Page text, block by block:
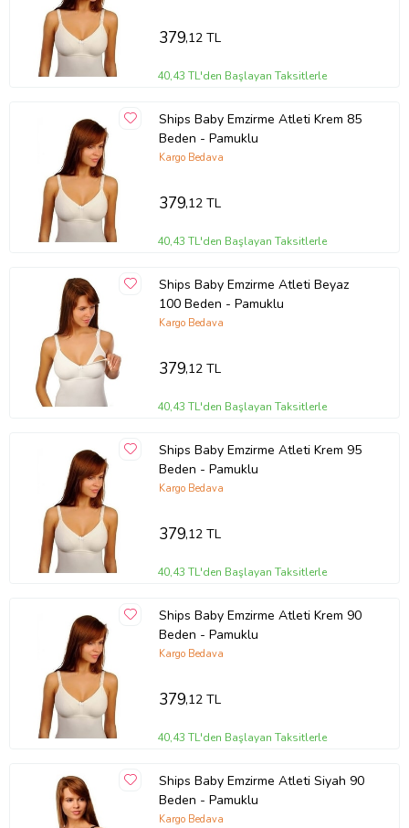
379,12 TL
40,43 TL'den Başlayan Taksitlerle
Ships Baby Emzirme Atleti Krem 85
Beden - Pamuklu
Kargo Bedava
379,12 TL
40,43 TL'den Başlayan Taksitlerle
Ships Baby Emzirme Atleti Beyaz
100 Beden - Pamuklu
Kargo Bedava
379,12 TL
40,43 TL'den Başlayan Taksitlerle
Ships Baby Emzirme Atleti Krem 95
Beden - Pamuklu
Kargo Bedava
379,12 TL
40,43 TL'den Başlayan Taksitlerle
Ships Baby Emzirme Atleti Krem 90
Beden - Pamuklu
Kargo Bedava
379,12 TL
40,43 TL'den Başlayan Taksitlerle
Ships Baby Emzirme Atleti Siyah 90
Beden - Pamuklu
Kargo Bedava